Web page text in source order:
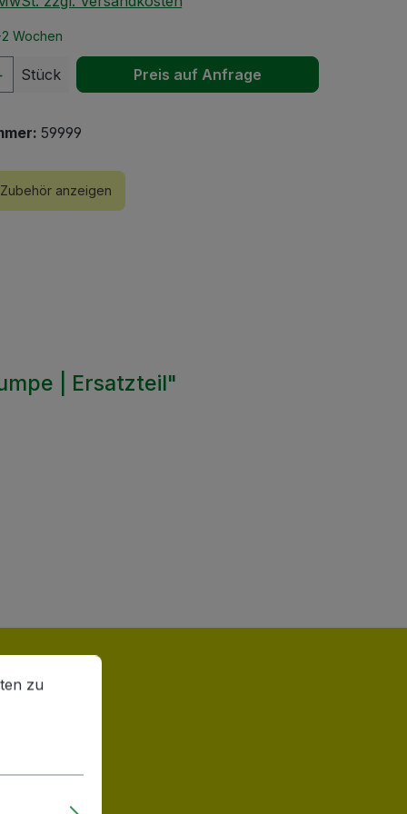
Wochen
Gib den gewünschten Wert
Stück Preis auf Anfrage
59999
anzeigen
| Ersatzteil"
zu können.
Mehr Informationen ...
zu